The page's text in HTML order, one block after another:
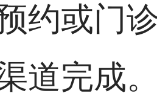
约或门
道完成